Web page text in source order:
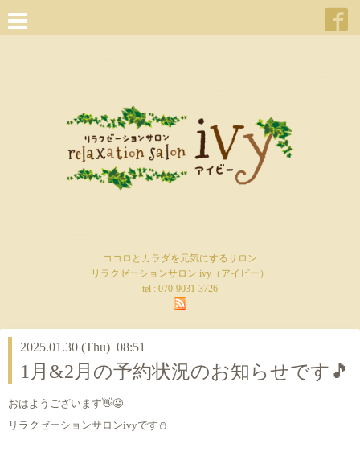
ココロとカラダを元気にするサロン
リラクゼーションサロン ivy（アイビー）
tel : 070-9031-3726
2025.01.30 (Thu) 08:51
1月&2月の予約状況のお知らせです🎵
おはようございます👋😃
リラクゼーションサロンivyです⛄